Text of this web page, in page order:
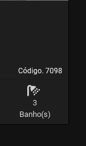
Código. 7098
Código. 7098
3
Banho(s)